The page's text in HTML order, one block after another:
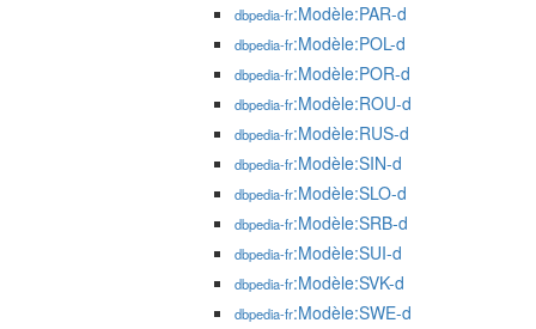
dbpedia-fr:Modèle:PAR-d
dbpedia-fr:Modèle:POL-d
dbpedia-fr:Modèle:POR-d
dbpedia-fr:Modèle:ROU-d
dbpedia-fr:Modèle:RUS-d
dbpedia-fr:Modèle:SIN-d
dbpedia-fr:Modèle:SLO-d
dbpedia-fr:Modèle:SRB-d
dbpedia-fr:Modèle:SUI-d
dbpedia-fr:Modèle:SVK-d
dbpedia-fr:Modèle:SWE-d